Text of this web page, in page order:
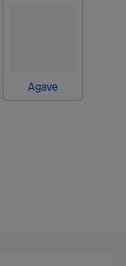
Agave